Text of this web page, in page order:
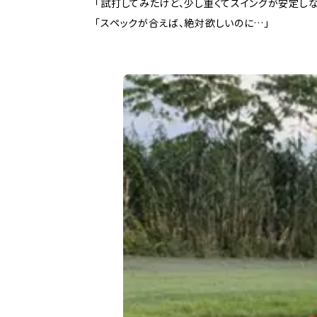
「スペックが合えば、絶対欲しいのに…」